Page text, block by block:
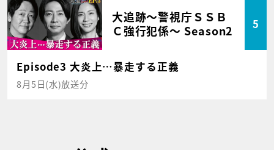
大追跡～警視庁ＳＳＢ
Ｃ強行犯係～ Season2
5
Episode3 大炎上…暴走する正義
8月5日(水)放送分